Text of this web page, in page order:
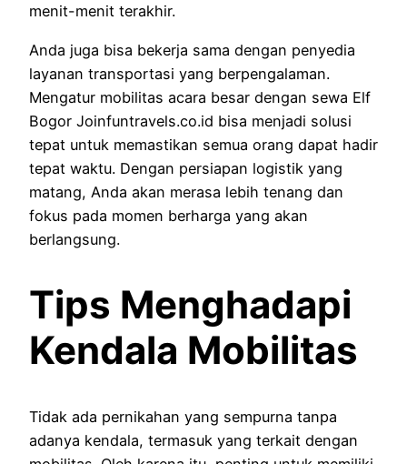
menit-menit terakhir.
Anda juga bisa bekerja sama dengan penyedia
layanan transportasi yang berpengalaman.
Mengatur mobilitas acara besar dengan sewa Elf
Bogor Joinfuntravels.co.id bisa menjadi solusi
tepat untuk memastikan semua orang dapat hadir
tepat waktu. Dengan persiapan logistik yang
matang, Anda akan merasa lebih tenang dan
fokus pada momen berharga yang akan
berlangsung.
Tips Menghadapi
Kendala Mobilitas
Tidak ada pernikahan yang sempurna tanpa
adanya kendala, termasuk yang terkait dengan